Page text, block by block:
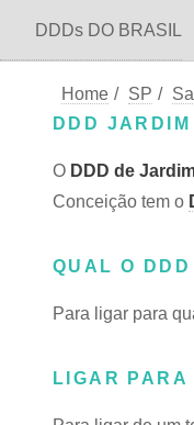
DDDs DO BRASIL
Home / SP /
DDD
O DDD de
Conceição tem o
QUAL O
Para ligar para
LIGAR